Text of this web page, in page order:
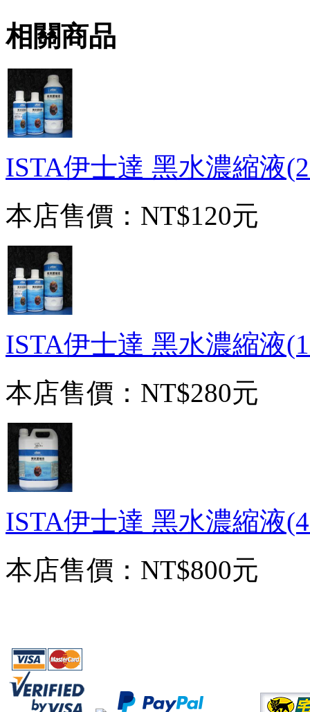
相關商品
ISTA伊士達 黑水濃縮液
本店售價： NT$120元
ISTA伊士達 黑水濃縮液
本店售價： NT$280元
ISTA伊士達 黑水濃縮液
本店售價： NT$800元